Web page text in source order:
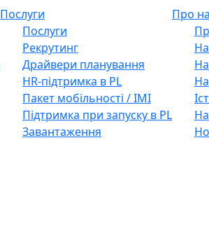
Послуги
Послуги
Рекрутинг
Драйвери планування
HR-підтримка в PL
Пакет мобільності / IMI
Підтримка при запуску в PL
Завантаження
Про